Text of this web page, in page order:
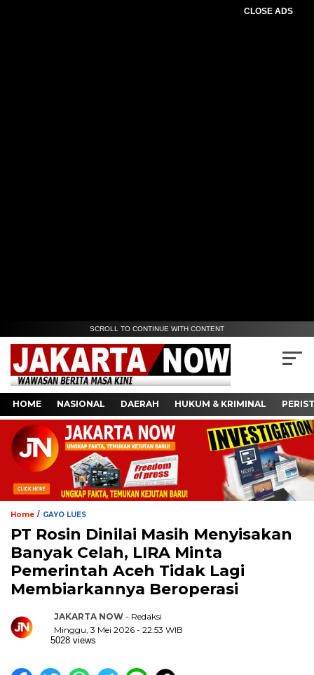
CLOSE ADS
SCROLL TO CONTINUE WITH CONTENT
HOME NASIONAL DAERAH HUKUM & KRIMINAL
Home / GAYO LUES
PT Rosin Dinilai Masih Menyisakan
Banyak Celah, LIRA Minta
Pemerintah Aceh Tidak Lagi
Membiarkannya Beroperasi
JAKARTA NOW - Redaksi
Minggu, 3 Mei 2026 - 22:53 WIB
5028 views